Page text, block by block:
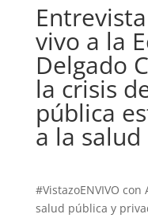
vivo a la
Delgado
la crisis
pública
a la
#VistazoENVIVO
salud pública y